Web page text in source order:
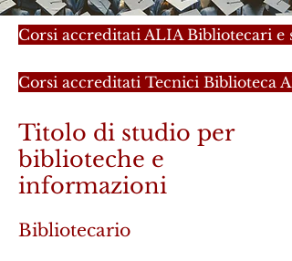
Corsi accreditati ALIA Bibliotecari
Corsi accreditati Tecnici Biblioteca
Titolo di studio per
biblioteche e
informazioni
Bibliotecario